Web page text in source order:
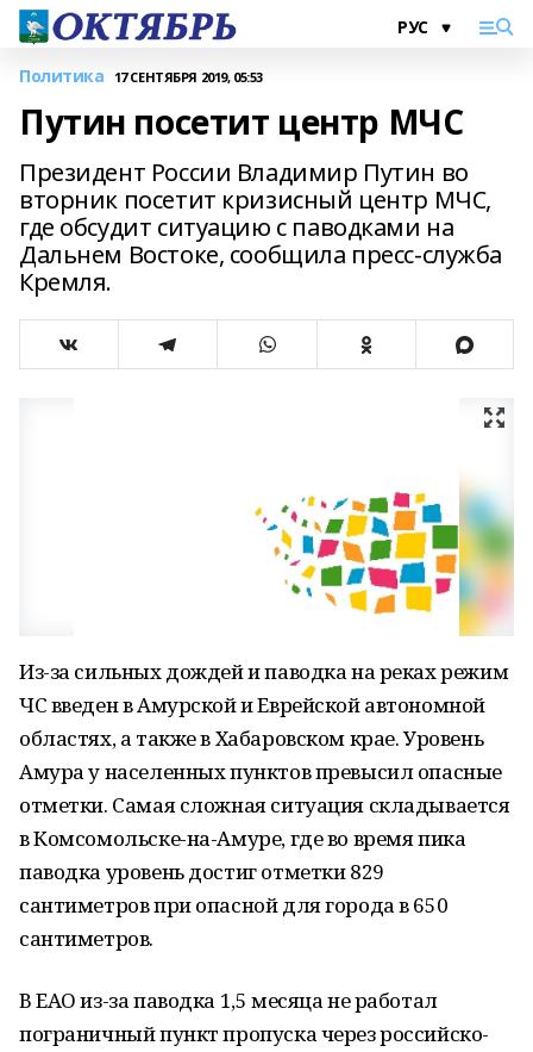
Политика 17 СЕНТЯБРЯ 2019, 05:53
Путин посетит центр МЧС
Президент России Владимир Путин во
вторник посетит кризисный центр МЧС,
где обсудит ситуацию с паводками на
Дальнем Востоке, сообщила пресс-служба
Кремля.
Из-за сильных дождей и паводка на реках режим
ЧС введен в Амурской и Еврейской автономной
областях, а также в Хабаровском крае. Уровень
Амура у населенных пунктов превысил опасные
отметки. Самая сложная ситуация складывается
в Комсомольске-на-Амуре, где во время пика
паводка уровень достиг отметки 829
сантиметров при опасной для города в 650
сантиметров.
В ЕАО из-за паводка 1,5 месяца не работал
пограничный пункт пропуска через российско-